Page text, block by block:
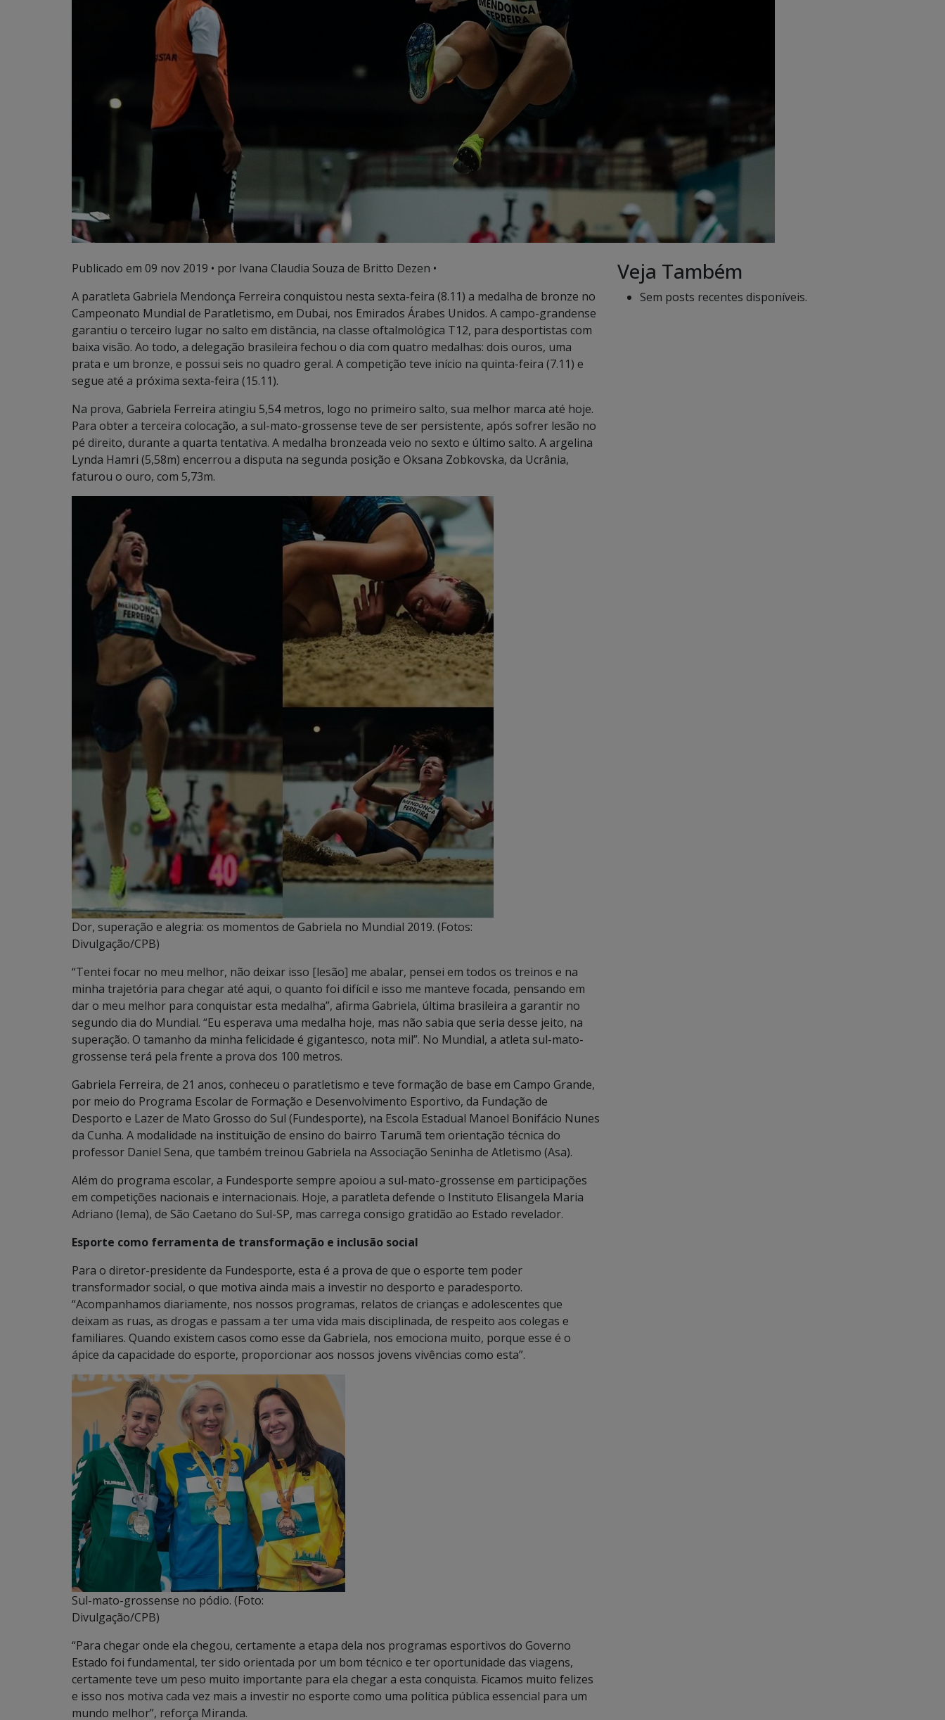
Publicado em 09 nov 2019 • por Ivana Claudia Souza de Britto Dezen •
A paratleta Gabriela Mendonça Ferreira conquistou nesta sexta-feira (8.11) a medalha de bronze no
Campeonato Mundial de Paratletismo, em Dubai, nos Emirados Árabes Unidos. A campo-grandense
garantiu o terceiro lugar no salto em distância, na classe oftalmológica T12, para desportistas com
baixa visão. Ao todo, a delegação brasileira fechou o dia com quatro medalhas: dois ouros, uma
prata e um bronze, e possui seis no quadro geral. A competição teve início na quinta-feira (7.11) e
segue até a próxima sexta-feira (15.11).
Na prova, Gabriela Ferreira atingiu 5,54 metros, logo no primeiro salto, sua melhor marca até hoje.
Para obter a terceira colocação, a sul-mato-grossense teve de ser persistente, após sofrer lesão no
pé direito, durante a quarta tentativa. A medalha bronzeada veio no sexto e último salto. A argelina
Lynda Hamri (5,58m) encerrou a disputa na segunda posição e Oksana Zobkovska, da Ucrânia,
faturou o ouro, com 5,73m.
Dor, superação e alegria: os momentos de Gabriela no Mundial 2019. (Fotos:
Divulgação/CPB)
“Tentei focar no meu melhor, não deixar isso [lesão] me abalar, pensei em todos os treinos e na
minha trajetória para chegar até aqui, o quanto foi difícil e isso me manteve focada, pensando em
dar o meu melhor para conquistar esta medalha”, afirma Gabriela, última brasileira a garantir no
segundo dia do Mundial. “Eu esperava uma medalha hoje, mas não sabia que seria desse jeito, na
superação. O tamanho da minha felicidade é gigantesco, nota mil”. No Mundial, a atleta sul-mato-
grossense terá pela frente a prova dos 100 metros.
Gabriela Ferreira, de 21 anos, conheceu o paratletismo e teve formação de base em Campo Grande,
por meio do Programa Escolar de Formação e Desenvolvimento Esportivo, da Fundação de
Desporto e Lazer de Mato Grosso do Sul (Fundesporte), na Escola Estadual Manoel Bonifácio Nunes
da Cunha. A modalidade na instituição de ensino do bairro Tarumã tem orientação técnica do
professor Daniel Sena, que também treinou Gabriela na Associação Seninha de Atletismo (Asa).
Além do programa escolar, a Fundesporte sempre apoiou a sul-mato-grossense em participações
em competições nacionais e internacionais. Hoje, a paratleta defende o Instituto Elisangela Maria
Adriano (Iema), de São Caetano do Sul-SP, mas carrega consigo gratidão ao Estado revelador.
Esporte como ferramenta de transformação e inclusão social
Para o diretor-presidente da Fundesporte, esta é a prova de que o esporte tem poder
transformador social, o que motiva ainda mais a investir no desporto e paradesporto.
“Acompanhamos diariamente, nos nossos programas, relatos de crianças e adolescentes que
deixam as ruas, as drogas e passam a ter uma vida mais disciplinada, de respeito aos colegas e
familiares. Quando existem casos como esse da Gabriela, nos emociona muito, porque esse é o
ápice da capacidade do esporte, proporcionar aos nossos jovens vivências como esta”.
Sul-mato-grossense no pódio. (Foto:
Divulgação/CPB)
“Para chegar onde ela chegou, certamente a etapa dela nos programas esportivos do Governo
Estado foi fundamental, ter sido orientada por um bom técnico e ter oportunidade das viagens,
certamente teve um peso muito importante para ela chegar a esta conquista. Ficamos muito felizes
e isso nos motiva cada vez mais a investir no esporte como uma política pública essencial para um
mundo melhor”, reforça Miranda.
Veja Também
Sem posts recentes disponíveis.